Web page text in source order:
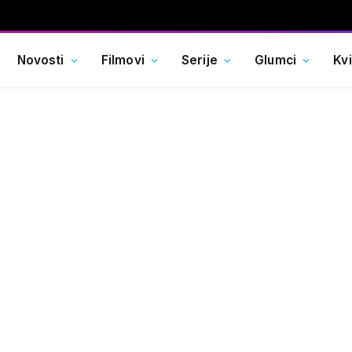
Novosti Filmovi Serije Glumci